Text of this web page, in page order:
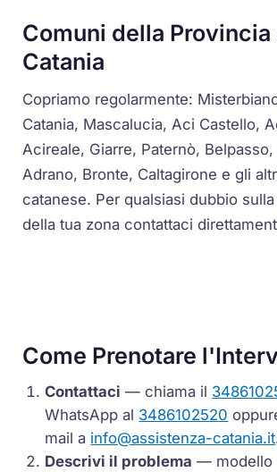
Comuni della Provincia
Catania
Copriamo regolarmente:
Catania, Mascalucia, Aci Castello,
Acireale, Giarre, Paternò, Belpasso,
Adrano, Bronte, Caltagirone e gli
catanese. Per qualsiasi dubbio
della tua zona contattaci
Come Prenotare
Contattaci — chiama il
WhatsApp al 3486102520
mail a info@assistenza-catania.it
Descrivi il problema — modello